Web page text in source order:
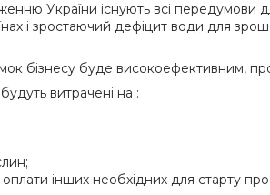
України існують всі передумови
і зростаючий дефіцит води для
бізнесу буде високоефективним,
витрачені на :
інших необхідних для старту